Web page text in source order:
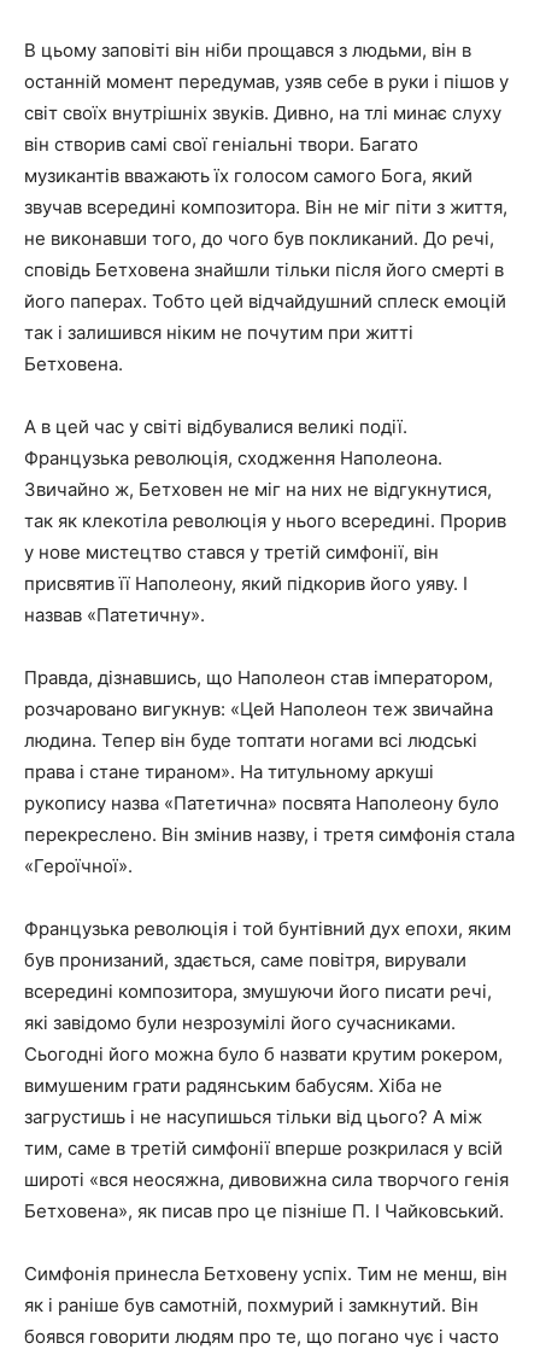
В цьому заповіті він ніби прощався з людьми, він в
останній момент передумав, узяв себе в руки і пішов у
світ своїх внутрішніх звуків. Дивно, на тлі минає слуху
він створив самі свої геніальні твори. Багато
музикантів вважають їх голосом самого Бога, який
звучав всередині композитора. Він не міг піти з життя,
не виконавши того, до чого був покликаний. До речі,
сповідь Бетховена знайшли тільки після його смерті в
його паперах. Тобто цей відчайдушний сплеск емоцій
так і залишився ніким не почутим при житті
Бетховена.
А в цей час у світі відбувалися великі події.
Французька революція, сходження Наполеона.
Звичайно ж, Бетховен не міг на них не відгукнутися,
так як клекотіла революція у нього всередині. Прорив
у нове мистецтво стався у третій симфонії, він
присвятив її Наполеону, який підкорив його уяву. І
назвав «Патетичну».
Правда, дізнавшись, що Наполеон став імператором,
розчаровано вигукнув: «Цей Наполеон теж звичайна
людина. Тепер він буде топтати ногами всі людські
права і стане тираном». На титульному аркуші
рукопису назва «Патетична» посвята Наполеону було
перекреслено. Він змінив назву, і третя симфонія стала
«Героїчної».
Французька революція і той бунтівний дух епохи, яким
був пронизаний, здається, саме повітря, вирували
всередині композитора, змушуючи його писати речі,
які завідомо були незрозумілі його сучасниками.
Сьогодні його можна було б назвати крутим рокером,
вимушеним грати радянським бабусям. Хіба не
загрустишь і не насупишься тільки від цього? А між
тим, саме в третій симфонії вперше розкрилася у всій
широті «вся неосяжна, дивовижна сила творчого генія
Бетховена», як писав про це пізніше П. І Чайковський.
Симфонія принесла Бетховену успіх. Тим не менш, він
як і раніше був самотній, похмурий і замкнутий. Він
боявся говорити людям про те, що погано чує і часто